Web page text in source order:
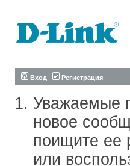
Вход Регистрация
Уважаемые
новое
поищите ее
или